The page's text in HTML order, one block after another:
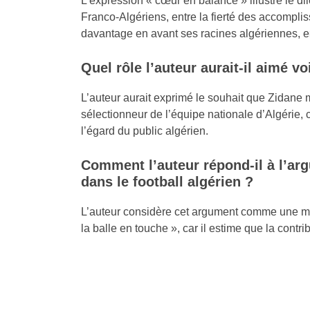
Franco-Algériens, entre la fierté des
davantage en avant ses racines algériennes,
Quel rôle l’auteur aurait-il aimé
L’auteur aurait exprimé le souhait que
sélectionneur de l’équipe nationale
l’égard du public algérien.
Comment l’auteur répond-il à
dans le football algérien ?
L’auteur considère cet argument comme une
la balle en touche », car il estime que la